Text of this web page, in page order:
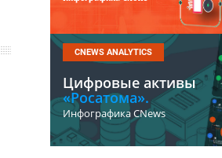
CNEWS ANALYTICS
Цифровые активы
«Росатома».
Инфографика CNews